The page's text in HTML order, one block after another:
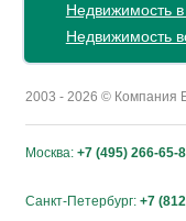
Недвижимость в
Недвижимость
2003 - 2026 © Компания
Москва: +7 (495) 266-65-
Санкт-Петербург: +7